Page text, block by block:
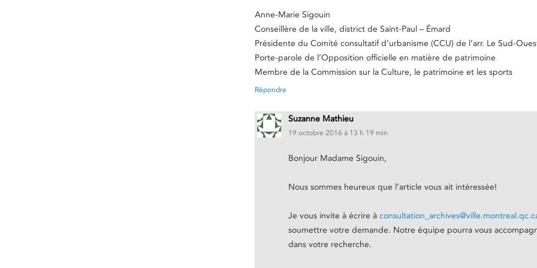
Anne-Marie Sigouin
Conseillère de la ville, district de Saint-Paul – Émard
Présidente du Comité consultatif d’urbanisme (CCU) de l’arr. Le Sud-
Porte-parole de l’Opposition officielle en matière de patrimoine
Membre de la Commission sur la Culture, le patrimoine et les sports
Répondre
Suzanne Mathieu
19 octobre 2016 à 13 h 19 min
Bonjour Madame Sigouin,
Nous sommes heureux que l’article vous ait intéressée!
Je vous invite à écrire à
soumettre votre demande. Notre équipe pourra vous
dans votre recherche.